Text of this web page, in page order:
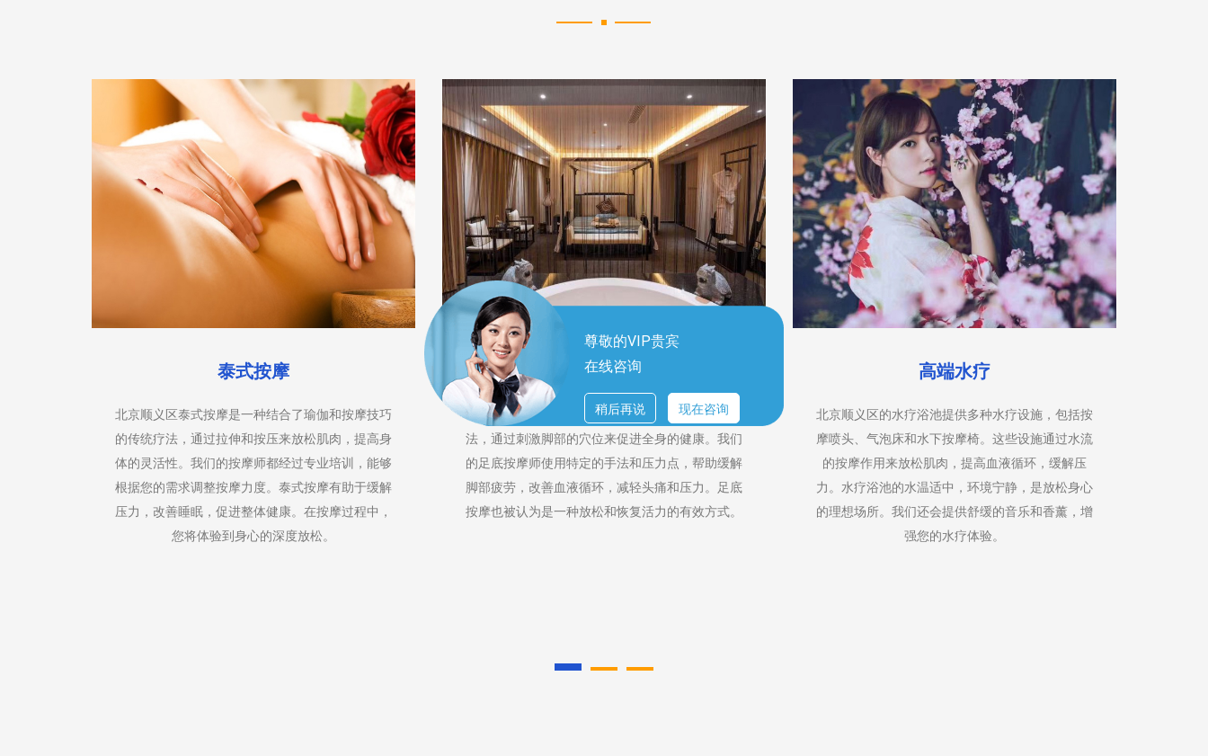
尊敬的VIP贵宾
在线咨询
稍后再说 现在咨询
泰式按摩
北京顺义区泰式按摩是一种结合了瑜伽和按摩技巧
的传统疗法，通过拉伸和按压来放松肌肉，提高身
体的灵活性。我们的按摩师都经过专业培训，能够
根据您的需求调整按摩力度。泰式按摩有助于缓解
压力，改善睡眠，促进整体健康。在按摩过程中，
您将体验到身心的深度放松。
足底按摩
北京顺义区足底按摩是一种专注于脚部的按摩疗
法，通过刺激脚部的穴位来促进全身的健康。我们
的足底按摩师使用特定的手法和压力点，帮助缓解
脚部疲劳，改善血液循环，减轻头痛和压力。足底
按摩也被认为是一种放松和恢复活力的有效方式。
高端水疗
北京顺义区的水疗浴池提供多种水疗设施，包括按
摩喷头、气泡床和水下按摩椅。这些设施通过水流
的按摩作用来放松肌肉，提高血液循环，缓解压
力。水疗浴池的水温适中，环境宁静，是放松身心
的理想场所。我们还会提供舒缓的音乐和香薰，增
强您的水疗体验。